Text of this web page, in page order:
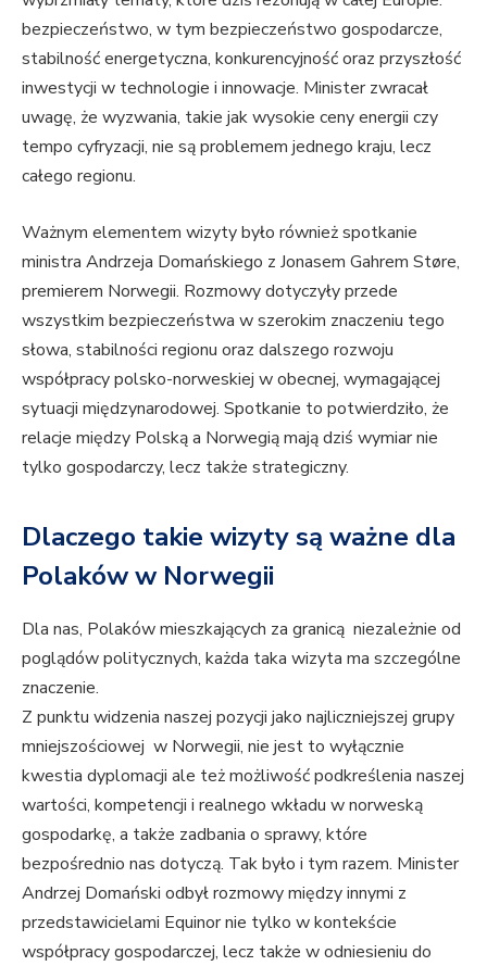
bezpieczeństwo, w tym bezpieczeństwo gospodarcze,
stabilność energetyczna, konkurencyjność oraz przyszłość
inwestycji w technologie i innowacje. Minister zwracał
uwagę, że wyzwania, takie jak wysokie ceny energii czy
tempo cyfryzacji, nie są problemem jednego kraju, lecz
całego regionu.
Ważnym elementem wizyty było również spotkanie
ministra Andrzeja Domańskiego z Jonasem Gahrem Støre,
premierem Norwegii. Rozmowy dotyczyły przede
wszystkim bezpieczeństwa w szerokim znaczeniu tego
słowa, stabilności regionu oraz dalszego rozwoju
współpracy polsko-norweskiej w obecnej, wymagającej
sytuacji międzynarodowej. Spotkanie to potwierdziło, że
relacje między Polską a Norwegią mają dziś wymiar nie
tylko gospodarczy, lecz także strategiczny.
Dlaczego takie wizyty są ważne dla
Polaków w Norwegii
Dla nas, Polaków mieszkających za granicą niezależnie od
poglądów politycznych, każda taka wizyta ma szczególne
znaczenie.
Z punktu widzenia naszej pozycji jako najliczniejszej grupy
mniejszościowej w Norwegii, nie jest to wyłącznie
kwestia dyplomacji ale też możliwość podkreślenia naszej
wartości, kompetencji i realnego wkładu w norweską
gospodarkę, a także zadbania o sprawy, które
bezpośrednio nas dotyczą. Tak było i tym razem. Minister
Andrzej Domański odbył rozmowy między innymi z
przedstawicielami Equinor nie tylko w kontekście
współpracy gospodarczej, lecz także w odniesieniu do